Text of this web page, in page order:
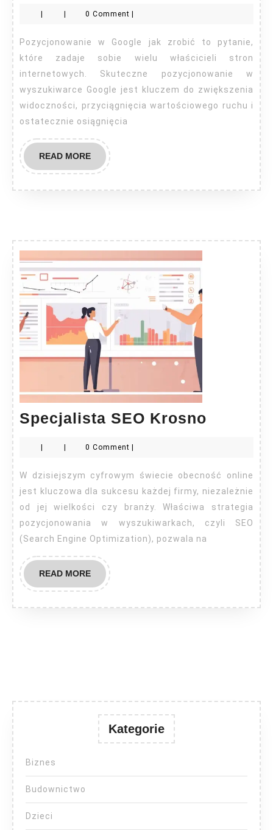
Google
jak
zrobić?
| | 0 Comment |
Pozycjonowanie w Google jak zrobić to pytanie,
które zadaje sobie wielu właścicieli stron
internetowych. Skuteczne pozycjonowanie w
wyszukiwarce Google jest kluczem do zwiększenia
widoczności, przyciągnięcia wartościowego ruchu i
ostatecznie osiągnięcia
READ MOREREAD
MORE
Specjalista SEO Krosno
Krosno
0 Comment
W dzisiejszym cyfrowym świecie obecność online
jest kluczowa dla sukcesu każdej firmy, niezależnie
od jej wielkości czy branży. Właściwa strategia
pozycjonowania w wyszukiwarkach, czyli SEO
(Search Engine Optimization), pozwala na
READ MOREREAD
MORE
Kategorie
Biznes
Budownictwo
Dzieci